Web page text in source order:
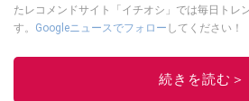
たレコメンドサイト「イチオシ」では毎日トレ
す。 Googleニュースでフォロー してください！
このイチオ
続きを読む＞